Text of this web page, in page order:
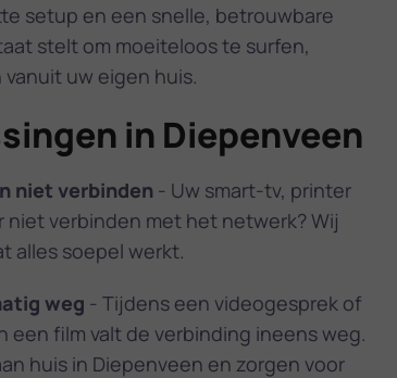
setup en een snelle, betrouwbare
stelt om moeiteloos te surfen,
uw eigen huis.
in Diepenveen
niet verbinden - Uw smart-tv, printer
niet verbinden met het netwerk? Wij
alles soepel werkt.
weg - Tijdens een videogesprek of
een film valt de verbinding ineens weg.
huis in Diepenveen en zorgen voor